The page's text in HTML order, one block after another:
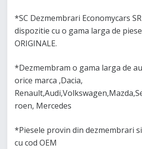
*SC Dezmembrari Economycars
dispozitie cu o gama larga de
ORIGINALE.
*Dezmembram o gama larga de
orice marca ,Dacia,
roen, Mercedes
*Piesele provin din dezmembrari
cu cod OEM